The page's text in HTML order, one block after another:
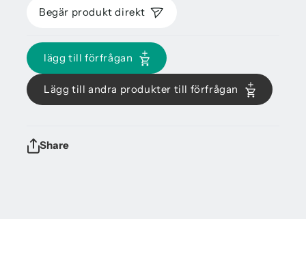
Begär produkt direkt
lägg till förfrågan
Lägg till andra produkter till förfrågan
Share